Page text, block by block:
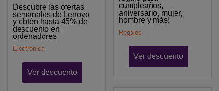
Descubre las ofertas
semanales de Lenovo
y obtén hasta 45% de
descuento en
ordenadores
Electrónica
Ver descuento
cumpleaños,
aniversario, mujer,
hombre y más!
Regalos
Ver descuento